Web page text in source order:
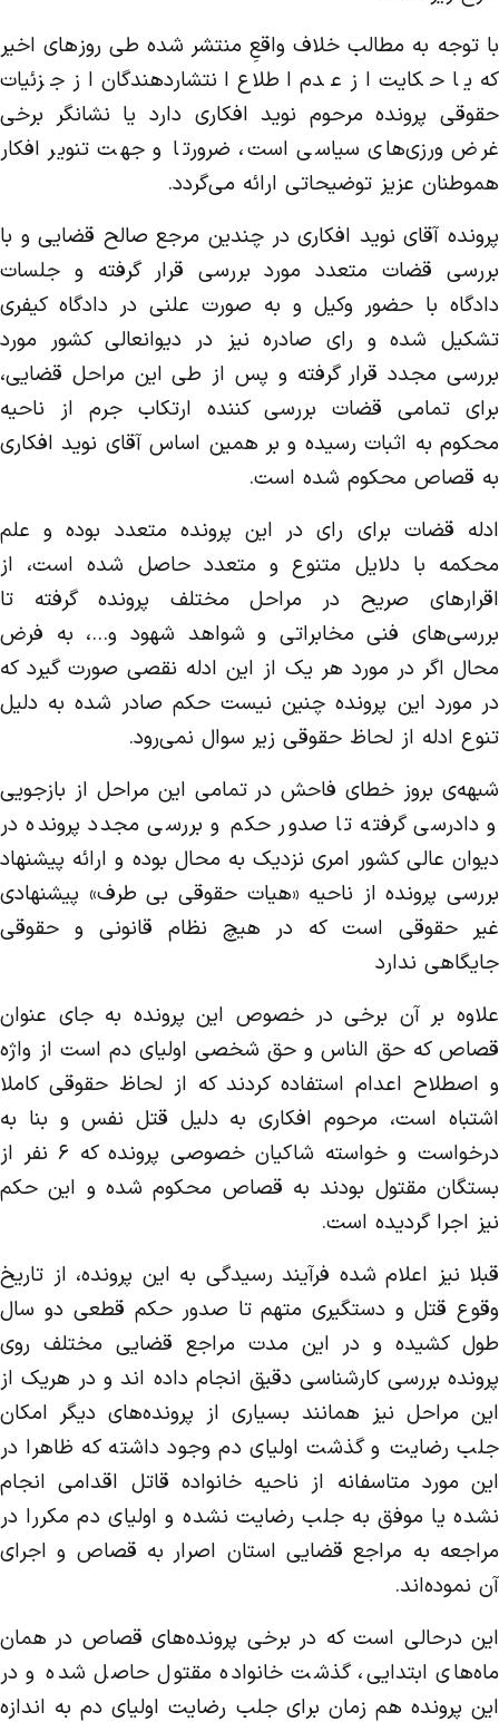
با توجه به مطالب خلاف واقعِ منتشر شده طی روز‌های اخیر
که یا حکایت از عدم اطلاع انتشاردهندگان از جزئیات
حقوقی پرونده مرحوم نوید افکاری دارد یا نشانگر برخی
غرض ورزی‌های سیاسی است، ضرورتا و جهت تنویر افکار
هموطنان عزیز توضیحاتی ارائه می‌گردد.
پرونده آقای نوید افکاری در چندین مرجع صالح قضایی و با
بررسی قضات متعدد مورد بررسی قرار گرفته و جلسات
دادگاه با حضور وکیل و به صورت علنی در دادگاه کیفری
تشکیل شده و رای صادره نیز در دیوانعالی کشور مورد
بررسی مجدد قرار گرفته و پس از طی این مراحل قضایی،
برای تمامی قضات بررسی کننده ارتکاب جرم از ناحیه
محکوم به اثبات رسیده و بر همین اساس آقای نوید افکاری
به قصاص محکوم شده است.
ادله قضات برای رای در این پرونده متعدد بوده و علم
محکمه با دلایل متنوع و متعدد حاصل شده است، از
اقرار‌های صریح در مراحل مختلف پرونده گرفته تا
بررسی‌های فنی مخابراتی و شواهد شهود و…، به فرض
محال اگر در مورد هر یک از این ادله نقصی صورت گیرد که
در مورد این پرونده چنین نیست حکم صادر شده به دلیل
تنوع ادله از لحاظ حقوقی زیر سوال نمی‌رود.
شبهه‌ی بروز خطای فاحش در تمامی این مراحل از بازجویی
و دادرسی گرفته تا صدور حکم و بررسی مجدد پرونده در
دیوان عالی کشور امری نزدیک به محال بوده و ارائه پیشنهاد
بررسی پرونده از ناحیه «هیات حقوقی بی طرف» پیشنهادی
غیر حقوقی است که در هیچ نظام قانونی و حقوقی
جایگاهی ندارد
علاوه بر آن برخی در خصوص این پرونده به جای عنوان
قصاص که حق الناس و حق شخصی اولیای دم است از واژه
و اصطلاح اعدام استفاده کردند که از لحاظ حقوقی کاملا
اشتباه است، مرحوم افکاری به دلیل قتل نفس و بنا به
درخواست و خواسته شاکیان خصوصی پرونده که ۶ نفر از
بستگان مقتول بودند به قصاص محکوم شده و این حکم
نیز اجرا گردیده است.
قبلا نیز اعلام شده فرآیند رسیدگی به این پرونده، از تاریخ
وقوع قتل و دستگیری متهم تا صدور حکم قطعی دو سال
طول کشیده و در این مدت مراجع قضایی مختلف روی
پرونده بررسی کارشناسی دقیق انجام داده اند و در هریک از
این مراحل نیز همانند بسیاری از پرونده‌های دیگر امکان
جلب رضایت و گذشت اولیای دم وجود داشته که ظاهرا در
این مورد متاسفانه از ناحیه خانواده قاتل اقدامی انجام
نشده یا موفق به جلب رضایت نشده و اولیای دم مکررا در
مراجعه به مراجع قضایی استان اصرار به قصاص و اجرای
آن نموده‌اند.
این درحالی است که در برخی پرونده‌های قصاص در همان
ماه‌های ابتدایی، گذشت خانواده مقتول حاصل شده و در
این پرونده هم زمان برای جلب رضایت اولیای دم به اندازه